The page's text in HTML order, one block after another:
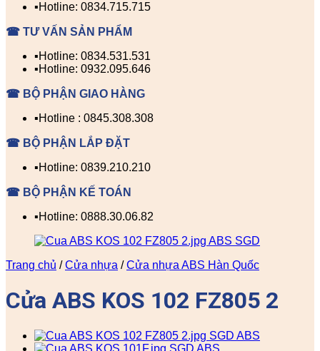
▪️Hotline: 0834.715.715
☎ TƯ VẤN SẢN PHẨM
▪️Hotline: 0834.531.531
▪️Hotline: 0932.095.646
☎ BỘ PHẬN GIAO HÀNG
▪️Hotline : 0845.308.308
☎ BỘ PHẬN LẮP ĐẶT
▪️Hotline: 0839.210.210
☎ BỘ PHẬN KẾ TOÁN
▪️Hotline: 0888.30.06.82
Trang chủ / Cửa nhựa / Cửa nhựa ABS Hàn Quốc
Cửa ABS KOS 102 FZ805 2